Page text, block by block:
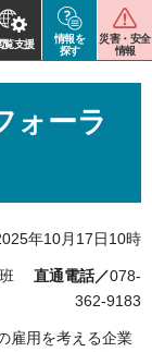
覧支援
情報を
探す
災害・安全
情報
ォーラ
年10月17日10時
班 直通電話／078-
362-9183
雇用を考える企業